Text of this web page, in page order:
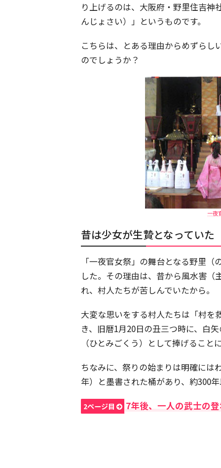
り上げるのは、大阪府・野里住吉神
んじょさい）」というものです。
こちらは、とある理由からめずらし
のでしょうか？
一夜
昔は少女が生贄となっていた
「一夜官女祭」の舞台となる野里
した。その理由は、昔から風水害
れ、村人たちが苦しんでいたから。
大変な思いをする村人たちは「村を
き、旧暦1月20日の丑三つ時に、白
（ひとみごくう）として捧げること
ちなみに、祭りの始まりは明確には
年）と墨書された桶があり、約300
2ページ目 7年後、一人の武士の